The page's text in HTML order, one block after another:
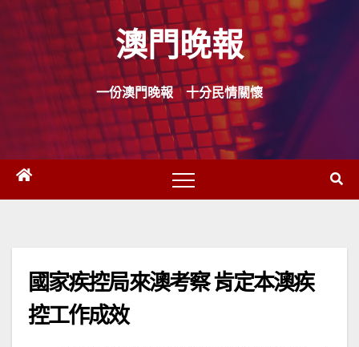
Skip
content
澳門晚報
一份澳門晚報 十分民情關懷
國家疾控局來澳考察 肯定本澳疾
控工作成效